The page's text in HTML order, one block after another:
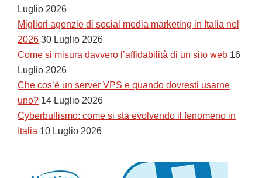
Luglio 2026
Migliori agenzie di social media marketing in Italia nel
2026 30 Luglio 2026
Come si misura davvero l’affidabilità di un sito web 16
Luglio 2026
Che cos’è un server VPS e quando dovresti usarne
uno? 14 Luglio 2026
Cyberbullismo: come si sta evolvendo il fenomeno in
Italia 10 Luglio 2026